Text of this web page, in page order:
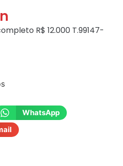
R$ 12.000 T.99147-
WhatsApp